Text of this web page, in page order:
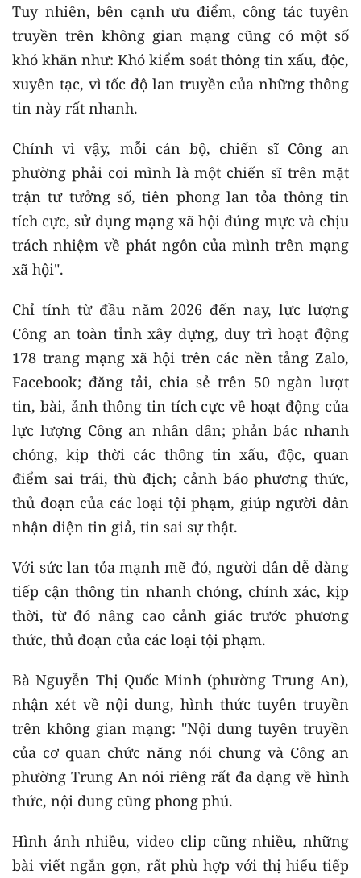
Tuy nhiên, bên cạnh ưu điểm, công tác tuyên
truyền trên không gian mạng cũng có một số
khó khăn như: Khó kiểm soát thông tin xấu, độc,
xuyên tạc, vì tốc độ lan truyền của những thông
tin này rất nhanh.
Chính vì vậy, mỗi cán bộ, chiến sĩ Công an
phường phải coi mình là một chiến sĩ trên mặt
trận tư tưởng số, tiên phong lan tỏa thông tin
tích cực, sử dụng mạng xã hội đúng mực và chịu
trách nhiệm về phát ngôn của mình trên mạng
xã hội".
Chỉ tính từ đầu năm 2026 đến nay, lực lượng
Công an toàn tỉnh xây dựng, duy trì hoạt động
178 trang mạng xã hội trên các nền tảng Zalo,
Facebook; đăng tải, chia sẻ trên 50 ngàn lượt
tin, bài, ảnh thông tin tích cực về hoạt động của
lực lượng Công an nhân dân; phản bác nhanh
chóng, kịp thời các thông tin xấu, độc, quan
điểm sai trái, thù địch; cảnh báo phương thức,
thủ đoạn của các loại tội phạm, giúp người dân
nhận diện tin giả, tin sai sự thật.
Với sức lan tỏa mạnh mẽ đó, người dân dễ dàng
tiếp cận thông tin nhanh chóng, chính xác, kịp
thời, từ đó nâng cao cảnh giác trước phương
thức, thủ đoạn của các loại tội phạm.
Bà Nguyễn Thị Quốc Minh (phường Trung An),
nhận xét về nội dung, hình thức tuyên truyền
trên không gian mạng: "Nội dung tuyên truyền
của cơ quan chức năng nói chung và Công an
phường Trung An nói riêng rất đa dạng về hình
thức, nội dung cũng phong phú.
Hình ảnh nhiều, video clip cũng nhiều, những
bài viết ngắn gọn, rất phù hợp với thị hiếu tiếp